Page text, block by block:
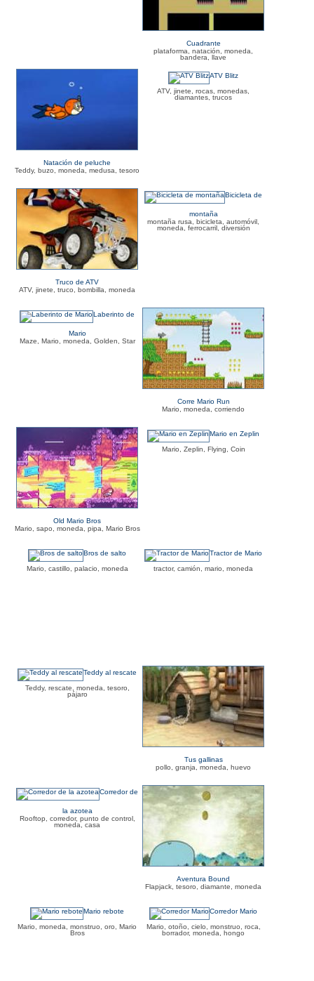
Cuadrante
plataforma, natación, moneda,
bandera, llave
Natación de peluche
Teddy, buzo, moneda, medusa, tesoro
ATV Blitz
ATV, jinete, rocas, monedas,
diamantes, trucos
Truco de ATV
ATV, jinete, truco, bombilla, moneda
Bicicleta de
montaña
montaña rusa, bicicleta, automóvil,
moneda, ferrocarril, diversión
Laberinto de
Mario
Maze, Mario, moneda, Golden, Star
Corre Mario Run
Mario, moneda, corriendo
Old Mario Bros
Mario, sapo, moneda, pipa, Mario Bros
Mario en Zeplin
Mario, Zeplin, Flying, Coin
Bros de salto
Mario, castillo, palacio, moneda
Tractor de Mario
tractor, camión, mario, moneda
Teddy al rescate
Teddy, rescate, moneda, tesoro,
pájaro
Tus gallinas
pollo, granja, moneda, huevo
Corredor de
la azotea
Rooftop, corredor, punto de control,
moneda, casa
Aventura Bound
Flapjack, tesoro, diamante, moneda
Mario rebote
Mario, moneda, monstruo, oro, Mario
Bros
Corredor Mario
Mario, otoño, cielo, monstruo, roca,
borrador, moneda, hongo